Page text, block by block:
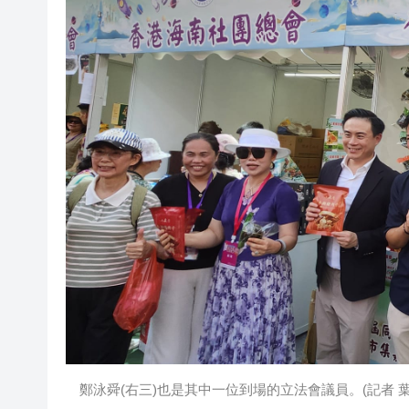
鄭泳舜(右三)也是其中一位到場的立法會議員。(記者